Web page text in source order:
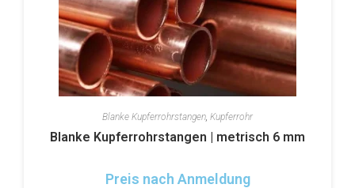
Blanke Kupferrohrstangen, Kupferrohr
Blanke Kupferrohrstangen | metrisch 6 mm
Preis nach Anmeldung